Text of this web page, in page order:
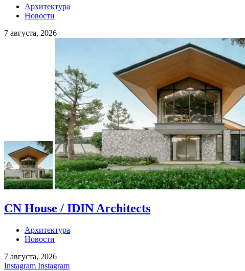
Архитектура
Новости
7 августа, 2026
CN House / IDIN Architects
Архитектура
Новости
7 августа, 2026
Instagram Instagram